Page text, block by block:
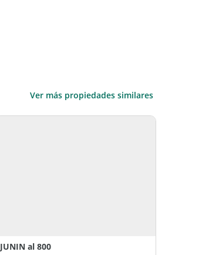
Ver más propiedades similares
JUNIN al 800